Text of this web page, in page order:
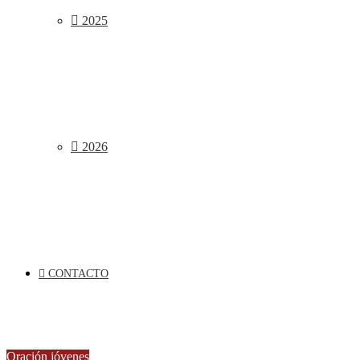
2025
2026
CONTACTO
Oración jóvenes